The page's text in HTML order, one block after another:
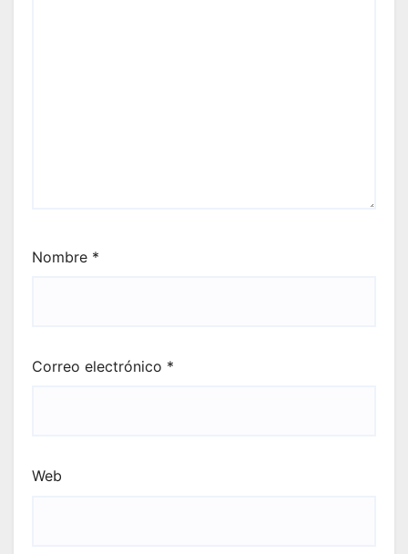
Nombre *
Correo electrónico *
Web